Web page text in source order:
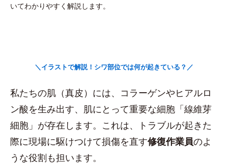
いてわかりやすく解説します。
＼イラストで解説！シワ部位では何が起きている？／
私たちの肌（真皮）には、コラーゲンやヒアルロ
ン酸を生み出す、肌にとって重要な細胞「線維芽
細胞」が存在します。これは、トラブルが起きた
際に現場に駆けつけて損傷を直す修復作業員のよ
うな役割も担います。